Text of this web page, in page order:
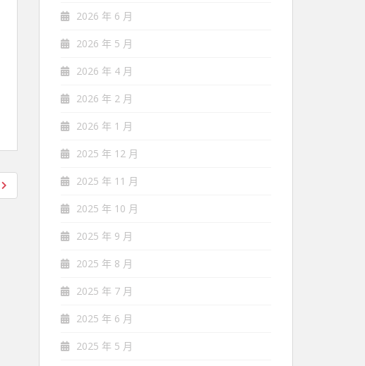
2026 年 6 月
2026 年 5 月
2026 年 4 月
2026 年 2 月
2026 年 1 月
2025 年 12 月
2025 年 11 月
2025 年 10 月
2025 年 9 月
2025 年 8 月
2025 年 7 月
2025 年 6 月
2025 年 5 月